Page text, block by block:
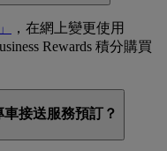
，在網上變更使用
Rewards 積分購買
接送服務預訂？